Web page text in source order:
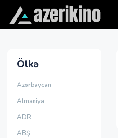
Ölkə
Azərbaycan
Almaniya
ADR
ABŞ